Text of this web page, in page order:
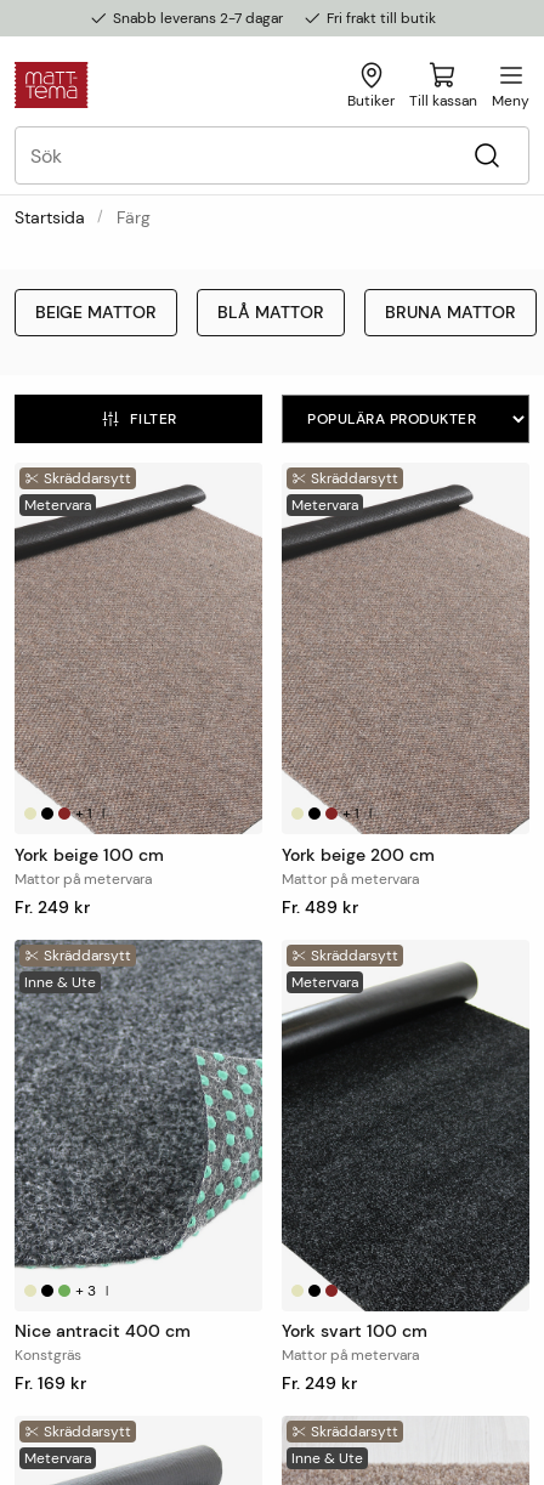
Snabb leverans 2-7 dagar Fri frakt till butik
Butiker Till kassan Meny
Startsida Färg
BEIGE MATTOR BLÅ MATTOR BRUNA MATTOR
FILTER
Skräddarsytt
Metervara
+1 |
York beige 100 cm
Mattor på metervara
Fr. 249 kr
Skräddarsytt
Metervara
+1 |
York beige 200 cm
Mattor på metervara
Fr. 489 kr
Skräddarsytt
Inne & Ute
+3 |
Nice antracit 400 cm
Konstgräs
Fr. 169 kr
Skräddarsytt
Metervara
+1 |
York svart 100 cm
Mattor på metervara
Fr. 249 kr
Skräddarsytt
Metervara
Skräddarsytt
Inne & Ute